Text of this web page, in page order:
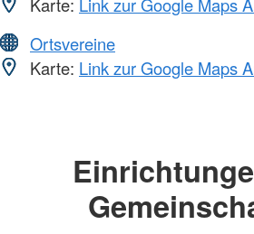
Ortsvereine
Karte: Link zur Google Maps